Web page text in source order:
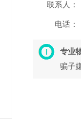
联系人：
电话：
专业
骗子